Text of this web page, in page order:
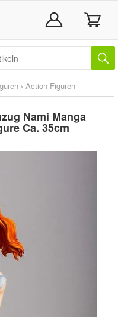
› Action-Figuren
Nami Manga
Ca. 35cm